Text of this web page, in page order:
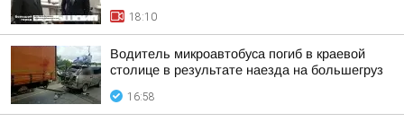
18:10
Водитель микроавтобуса погиб в краевой
столице в результате наезда на большегруз
16:58